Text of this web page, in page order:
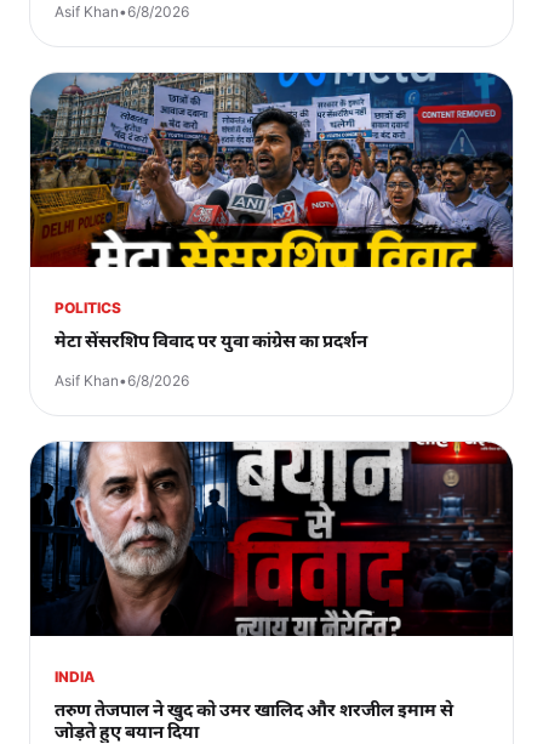
Asif Khan•6/8/2026
POLITICS
मेटा सेंसरशिप विवाद पर युवा कांग्रेस का प्रदर्शन
Asif Khan•6/8/2026
INDIA
तरुण तेजपाल ने खुद को उमर खालिद और शरजील इमाम से
जोड़ते हुए बयान दिया